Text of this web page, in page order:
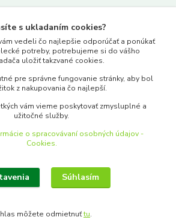
obchod.sk
Upraviť zber cookies.
s ukladaním cookies?
vedeli čo najlepšie odporúčať a ponúkať
potreby, potrebujeme si do vášho
uložiť takzvané cookies.
pre správne fungovanie stránky, aby bol
z nakupovania čo najlepší.
vám vieme poskytovať zmysluplné a
užitočné služby.
o spracovávaní osobných údajov -
Cookies.
Súhlasím
môžete odmietnuťtu.